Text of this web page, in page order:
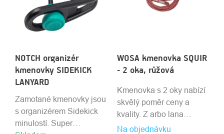
NOTCH organizér
kmenovky SIDEKICK
LANYARD
Zamotané kmenovky jsou
s organizérem Sidekick
minulostí. Super
WOSA kmenovka SQUIR
- 2 oka, růžová
Na objednávku
Kmenovka s 2 oky nabízí
skvělý poměr ceny a
kvality. Z arbo lana
Courant Squir. Pevnostní